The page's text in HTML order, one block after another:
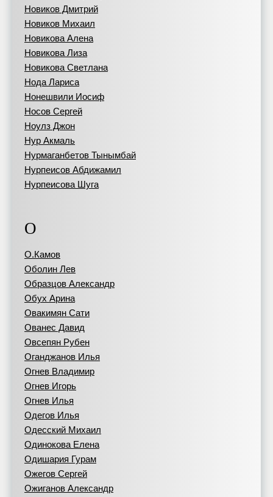
Новиков Дмитрий
Новиков Михаил
Новикова Алена
Новикова Лиза
Новикова Светлана
Нода Лариса
Нонешвили Иосиф
Носов Сергей
Ноулз Джон
Нур Акмаль
Нурмаганбетов Тынымбай
Нурпеисов Абдижамил
Нурпеисова Шуга
О
О.Камов
Оболин Лев
Образцов Александр
Обух Арина
Овакимян Сати
Ованес Давид
Овсепян Рубен
Оганджанов Илья
Огнев Владимир
Огнев Игорь
Огнев Илья
Одегов Илья
Одесский Михаил
Одинокова Елена
Одишария Гурам
Ожегов Сергей
Ожиганов Александр